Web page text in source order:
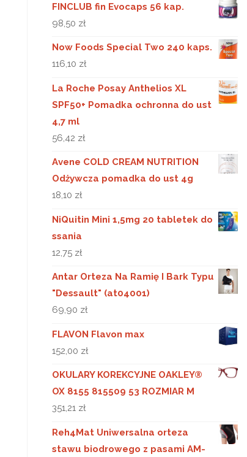
FINCLUB fin Evocaps 56 kap.
98,50 zł
Now Foods Special Two 240 kaps.
116,10 zł
La Roche Posay Anthelios XL
SPF50+ Pomadka ochronna do ust
4,7 ml
56,42 zł
Avene COLD CREAM NUTRITION
Odżywcza pomadka do ust 4g
18,10 zł
NiQuitin Mini 1,5mg 20 tabletek do
ssania
12,75 zł
Antar Orteza Na Ramię I Bark Typu
"Dessault" (at04001)
69,90 zł
FLAVON Flavon max
152,00 zł
OKULARY KOREKCYJNE OAKLEY®
OX 8155 815509 53 ROZMIAR M
351,21 zł
Reh4Mat Uniwersalna orteza
stawu biodrowego z pasami AM-